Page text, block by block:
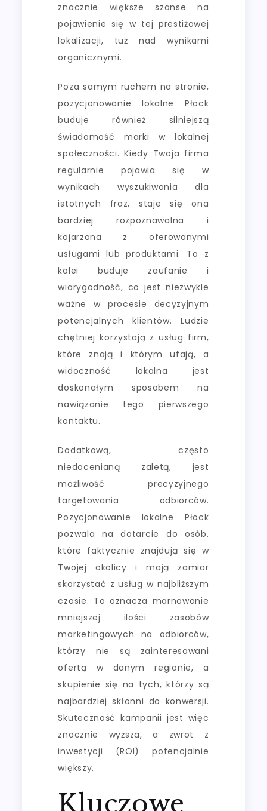
znacznie większe szanse na
pojawienie się w tej prestiżowej
lokalizacji, tuż nad wynikami
organicznymi.
Poza samym ruchem na stronie,
pozycjonowanie lokalne Płock
buduje również silniejszą
świadomość marki w lokalnej
społeczności. Kiedy Twoja firma
regularnie pojawia się w
wynikach wyszukiwania dla
istotnych fraz, staje się ona
bardziej rozpoznawalna i
kojarzona z oferowanymi
usługami lub produktami. To z
kolei buduje zaufanie i
wiarygodność, co jest niezwykle
ważne w procesie decyzyjnym
potencjalnych klientów. Ludzie
chętniej korzystają z usług firm,
które znają i którym ufają, a
widoczność lokalna jest
doskonałym sposobem na
nawiązanie tego pierwszego
kontaktu.
Dodatkową, często
niedocenianą zaletą, jest
możliwość precyzyjnego
targetowania odbiorców.
Pozycjonowanie lokalne Płock
pozwala na dotarcie do osób,
które faktycznie znajdują się w
Twojej okolicy i mają zamiar
skorzystać z usług w najbliższym
czasie. To oznacza marnowanie
mniejszej ilości zasobów
marketingowych na odbiorców,
którzy nie są zainteresowani
ofertą w danym regionie, a
skupienie się na tych, którzy są
najbardziej skłonni do konwersji.
Skuteczność kampanii jest więc
znacznie wyższa, a zwrot z
inwestycji (ROI) potencjalnie
większy.
Kluczowe